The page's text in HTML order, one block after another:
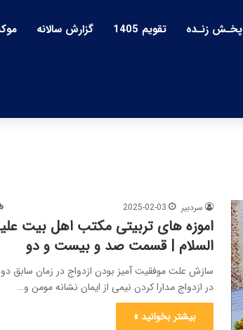
پخـش زنـده تقویم 1405 گزارش سالانه
سردبیر 2025-02-03
اموزه های تربیتی مکتب اهل بیت
السلام | قسمت صد و بیست و دو
سازش علت موفقیت آمیز بودن ازدواج در زمان سابق
در ازدواج مدارا کردن نیمی از ایمان نشانه مومن و…
بیشتر بخوانید »